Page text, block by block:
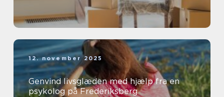
12. november 2025
Genvind livsglæden med hjælp fra en
psykolog på Frederiksberg